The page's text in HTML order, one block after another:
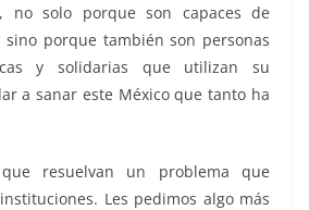
no solo porque son capaces de
porque también son personas
y solidarias que utilizan su
a sanar este México que tanto ha
resuelvan un problema que
Les pedimos algo más